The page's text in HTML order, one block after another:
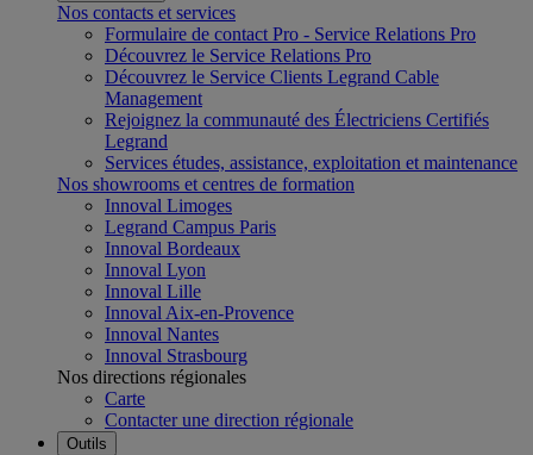
Nos contacts et services
Formulaire de contact Pro - Service Relations Pro
Découvrez le Service Relations Pro
Découvrez le Service Clients Legrand Cable
Management
Rejoignez la communauté des Électriciens Certifiés
Legrand
Services études, assistance, exploitation et maintenance
Nos showrooms et centres de formation
Innoval Limoges
Legrand Campus Paris
Innoval Bordeaux
Innoval Lyon
Innoval Lille
Innoval Aix-en-Provence
Innoval Nantes
Innoval Strasbourg
Nos directions régionales
Carte
Contacter une direction régionale
Outils